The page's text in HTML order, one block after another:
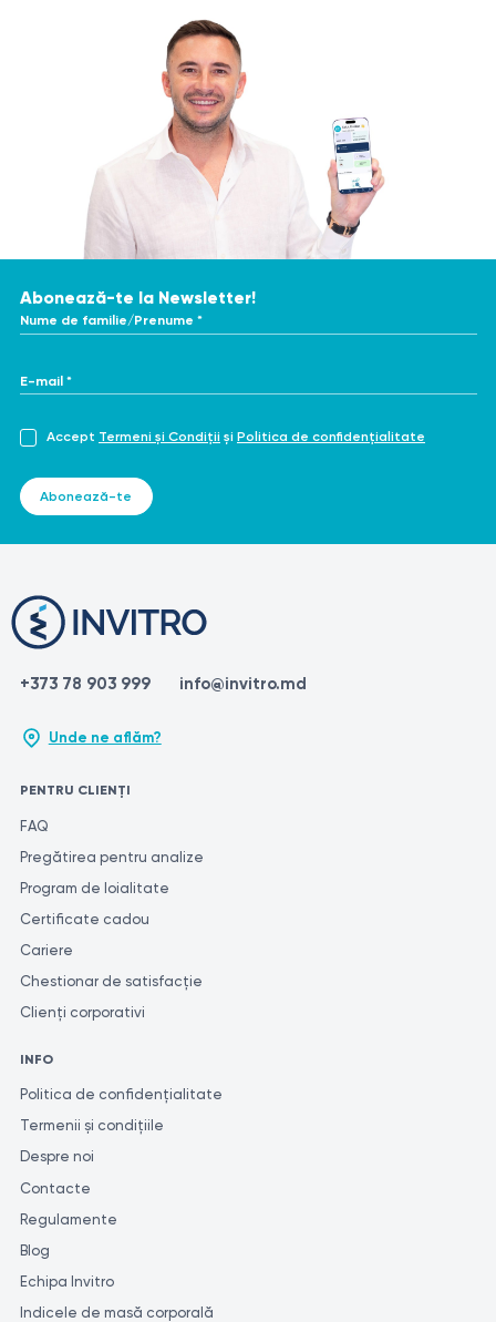
corespunzător. Pentru a obține o evaluare cât mai
precisă și consecventă a rezultatelor testelor, se
recomandă efectuarea acestora în același laborator.
Acest lucru se datorează faptului că diferitele
laboratoare pot utiliza metode și unități de măsură
diferite pentru efectuarea cercetărilor similare.
Abonează-te la Newsletter!
Nume de familie/Prenume *
E-mail *
Accept Termeni și Condiții și Politica de confidențialitate
Abonează-te
+373 78 903 999 info@invitro.md
Unde ne aflăm?
PENTRU CLIENȚI
FAQ
Pregătirea pentru analize
Program de loialitate
Certificate cadou
Cariere
Chestionar de satisfacție
Clienți corporativi
INFO
Politica de confidențialitate
Termenii și condițiile
Despre noi
Contacte
Regulamente
Blog
Echipa Invitro
Indicele de masă corporală